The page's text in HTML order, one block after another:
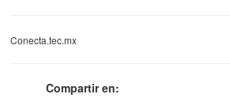
Conecta.tec.mx
Compartir en: